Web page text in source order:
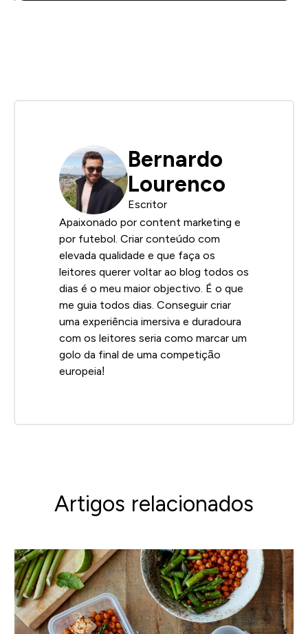
Bernardo
Lourenco
Escritor
Apaixonado por content marketing e
por futebol. Criar conteúdo com
elevada qualidade e que faça os
leitores querer voltar ao blog todos os
dias é o meu maior objectivo. É o que
me guia todos dias. Conseguir criar
uma experiência imersiva e duradoura
com os leitores seria como marcar um
golo da final de uma competição
europeia!
Artigos relacionados